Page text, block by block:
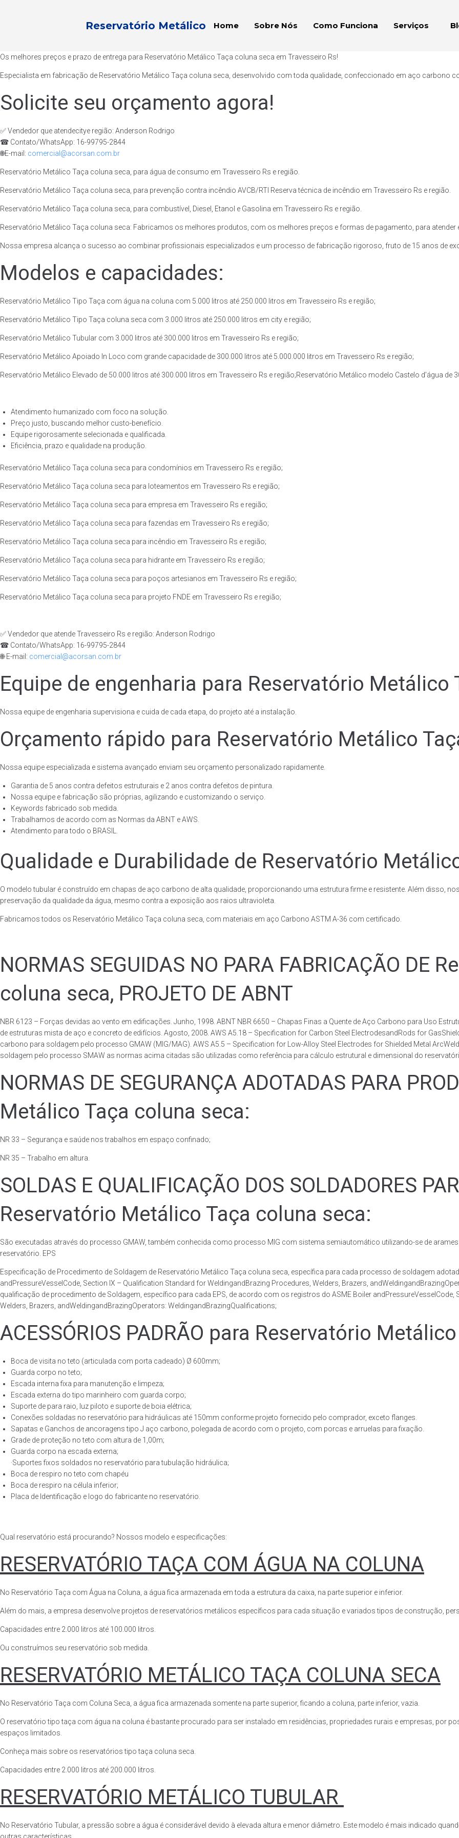
Reservatório Metálico Home Sobre Nós Como Funciona Serviços
Os melhores preços e prazo de entrega para Reservatório Metálico Taça coluna seca em Travesseiro Rs!
Especialista em fabricação de Reservatório Metálico Taça coluna seca, desenvolvido com toda qualidade, confeccionado em aço carbono
Solicite seu orçamento agora!
✅ Vendedor que atendecitye região: Anderson Rodrigo
☎ Contato/WhatsApp: 16-99795-2844
🌐E-mail: comercial@acorsan.com.br
Reservatório Metálico Taça coluna seca, para água de consumo em Travesseiro Rs e região.
Reservatório Metálico Taça coluna seca, para prevenção contra incêndio AVCB/RTI Reserva técnica de incêndio em Travesseiro Rs e região.
Reservatório Metálico Taça coluna seca, para combustível, Diesel, Etanol e Gasolina em Travesseiro Rs e região.
Reservatório Metálico Taça coluna seca: Fabricamos os melhores produtos, com os melhores preços e formas de pagamento, para atender
Nossa empresa alcança o sucesso ao combinar profissionais especializados e um processo de fabricação rigoroso, fruto de 15 anos de
Modelos e capacidades:
Reservatório Metálico Tipo Taça com água na coluna com 5.000 litros até 250.000 litros em Travesseiro Rs e região;
Reservatório Metálico Tipo Taça coluna seca com 3.000 litros até 250.000 litros em city e região;
Reservatório Metálico Tubular com 3.000 litros até 300.000 litros em Travesseiro Rs e região;
Reservatório Metálico Apoiado In Loco com grande capacidade de 300.000 litros até 5.000.000 litros em Travesseiro Rs e região;
Reservatório Metálico Elevado de 50.000 litros até 300.000 litros em Travesseiro Rs e região;Reservatório Metálico modelo Castelo d’água de
Atendimento humanizado com foco na solução.
Preço justo, buscando melhor custo-benefício.
Equipe rigorosamente selecionada e qualificada.
Eficiência, prazo e qualidade na produção.
Reservatório Metálico Taça coluna seca para condomínios em Travesseiro Rs e região;
Reservatório Metálico Taça coluna seca para loteamentos em Travesseiro Rs e região;
Reservatório Metálico Taça coluna seca para empresa em Travesseiro Rs e região;
Reservatório Metálico Taça coluna seca para fazendas em Travesseiro Rs e região;
Reservatório Metálico Taça coluna seca para incêndio em Travesseiro Rs e região;
Reservatório Metálico Taça coluna seca para hidrante em Travesseiro Rs e região;
Reservatório Metálico Taça coluna seca para poços artesianos em Travesseiro Rs e região;
Reservatório Metálico Taça coluna seca para projeto FNDE em Travesseiro Rs e região;
✅ Vendedor que atende Travesseiro Rs e região: Anderson Rodrigo
☎ Contato/WhatsApp: 16-99795-2844
🌐 E-mail: comercial@acorsan.com.br
Equipe de engenharia para Reservatório Metálico
Nossa equipe de engenharia supervisiona e cuida de cada etapa, do projeto até a instalação.
Orçamento rápido para Reservatório Metálico
Nossa equipe especializada e sistema avançado enviam seu orçamento personalizado rapidamente.
Garantia de 5 anos contra defeitos estruturais e 2 anos contra defeitos de pintura.
Nossa equipe e fabricação são próprias, agilizando e customizando o serviço.
Keywords fabricado sob medida.
Trabalhamos de acordo com as Normas da ABNT e AWS.
Atendimento para todo o BRASIL.
Qualidade e Durabilidade de Reservatório
O modelo tubular é construído em chapas de aço carbono de alta qualidade, proporcionando uma estrutura firme e resistente. Além disso,
preservação da qualidade da água, mesmo contra a exposição aos raios ultravioleta.
Fabricamos todos os Reservatório Metálico Taça coluna seca, com materiais em aço Carbono ASTM A-36 com certificado.
NORMAS SEGUIDAS NO PARA FABRICAÇÃO DE
coluna seca, PROJETO DE ABNT
NBR 6123 – Forças devidas ao vento em edificações. Junho, 1998. ABNT NBR 6650 – Chapas Finas a Quente de Aço Carbono para Uso
de estruturas mista de aço e concreto de edifícios. Agosto, 2008. AWS A5.18 – Specification for Carbon Steel ElectrodesandRods for
carbono para soldagem pelo processo GMAW (MIG/MAG). AWS A5.5 – Specification for Low-Alloy Steel Electrodes for Shielded Metal
soldagem pelo processo SMAW as normas acima citadas são utilizadas como referência para cálculo estrutural e dimensional do
NORMAS DE SEGURANÇA ADOTADAS PARA
Metálico Taça coluna seca:
NR 33 – Segurança e saúde nos trabalhos em espaço confinado;
NR 35 – Trabalho em altura.
SOLDAS E QUALIFICAÇÃO DOS SOLDADORES
Reservatório Metálico Taça coluna seca:
São executadas através do processo GMAW, também conhecida como processo MIG com sistema semiautomático utilizando-se de
reservatório. EPS
Especificação de Procedimento de Soldagem de Reservatório Metálico Taça coluna seca, específica para cada processo de soldagem
andPressureVesselCode, Section IX – Qualification Standard for WeldingandBrazing Procedures, Welders, Brazers,
qualificação de procedimento de Soldagem, específico para cada EPS, de acordo com os registros do ASME Boiler
Welders, Brazers, andWeldingandBrazingOperators: WeldingandBrazingQualifications;
ACESSÓRIOS PADRÃO para Reservatório
Boca de visita no teto (articulada com porta cadeado) Ø 600mm;
Guarda corpo no teto;
Escada interna fixa para manutenção e limpeza;
Escada externa do tipo marinheiro com guarda corpo;
Suporte de para raio, luz piloto e suporte de boia elétrica;
Conexões soldadas no reservatório para hidráulicas até 150mm conforme projeto fornecido pelo comprador, exceto flanges.
Sapatas e Ganchos de ancoragens tipo J aço carbono, polegada de acordo com o projeto, com porcas e arruelas para fixação.
Grade de proteção no teto com altura de 1,00m;
Guarda corpo na escada externa;
·Suportes fixos soldados no reservatório para tubulação hidráulica;
Boca de respiro no teto com chapéu
Boca de respiro na célula inferior;
Placa de Identificação e logo do fabricante no reservatório.
Qual reservatório está procurando? Nossos modelo e especificações:
RESERVATÓRIO TAÇA COM ÁGUA NA COLUNA
No Reservatório Taça com Água na Coluna, a água fica armazenada em toda a estrutura da caixa, na parte superior e inferior.
Além do mais, a empresa desenvolve projetos de reservatórios metálicos específicos para cada situação e variados tipos de construção,
Capacidades entre 2.000 litros até 100.000 litros.
Ou construímos seu reservatório sob medida.
RESERVATÓRIO METÁLICO TAÇA COLUNA SECA
No Reservatório Taça com Coluna Seca, a água fica armazenada somente na parte superior, ficando a coluna, parte inferior, vazia.
O reservatório tipo taça com água na coluna é bastante procurado para ser instalado em residências, propriedades rurais e empresas, por
espaços limitados.
Conheça mais sobre os reservatórios tipo taça coluna seca.
Capacidades entre 2.000 litros até 200.000 litros.
RESERVATÓRIO METÁLICO TUBULAR
No Reservatório Tubular, a pressão sobre a água é considerável devido à elevada altura e menor diâmetro. Este modelo é mais indicado